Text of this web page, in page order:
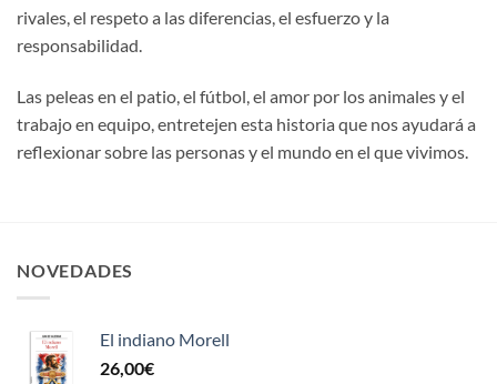
rivales, el respeto a las diferencias, el esfuerzo y la
responsabilidad.
Las peleas en el patio, el fútbol, el amor por los animales y el
trabajo en equipo, entretejen esta historia que nos ayudará a
reflexionar sobre las personas y el mundo en el que vivimos.
NOVEDADES
El indiano Morell
26,00€